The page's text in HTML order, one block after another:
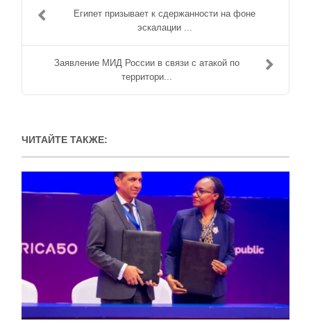
Египет призывает к сдержанности на фоне
эскалации ...
Заявление МИД России в связи с атакой по
территори...
ЧИТАЙТЕ ТАКЖЕ: